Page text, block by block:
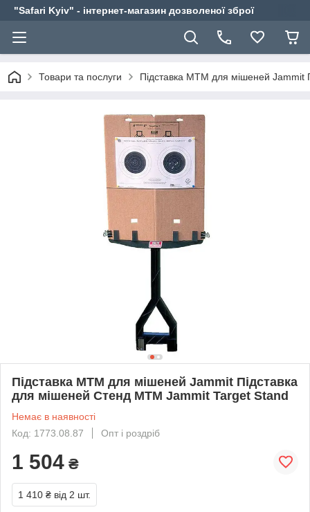
"Safari Kyiv" - інтернет-магазин дозволеної зброї
Товари та послуги Підставка MTM для мішеней
Підставка MTM для мішеней Jammit Підставка
для мішеней Стенд MTM Jammit Target Stand
Немає в наявності
Код: 1773.08.87
Опт і роздріб
1 504 ₴
1 410 ₴ від 2 шт.